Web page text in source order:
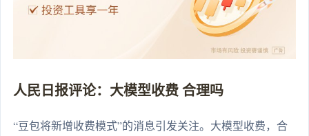
人民日报评论：大模型收费 合理吗
“豆包将新增收费模式”的消息引发关注。大模型收费，合